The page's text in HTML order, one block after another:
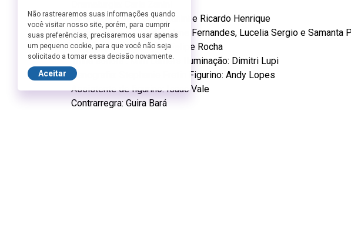
Direção artística: Carla Zanini e Ricardo Henrique
Elenco: Noemi Marinho, Jane Fernandes, Lucelia Sergio e Samanta
Preparação de atuação: Felipe Rocha
Trilha sonora : Mini Lamers Iluminação: Dimitri Lupi
Cenografia: Stephanie Fretin Figurino: Andy Lopes
Assistente de figurino: Isaac Vale
Contrarregra: Guira Bará
Não rastrearemos suas informações quando
você visitar nosso site, porém, para cumprir
suas preferências, precisaremos usar apenas
um pequeno cookie, para que você não seja
solicitado a tomar essa decisão novamente.
Aceitar